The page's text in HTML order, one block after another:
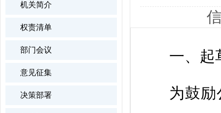
机关简介
权责清单
部门会议
意见征集
决策部署
一、起
为鼓